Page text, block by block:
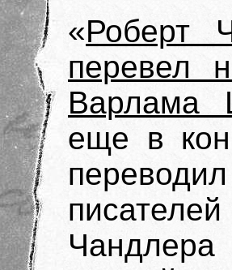
«Роберт
перевел
Варлама
еще в